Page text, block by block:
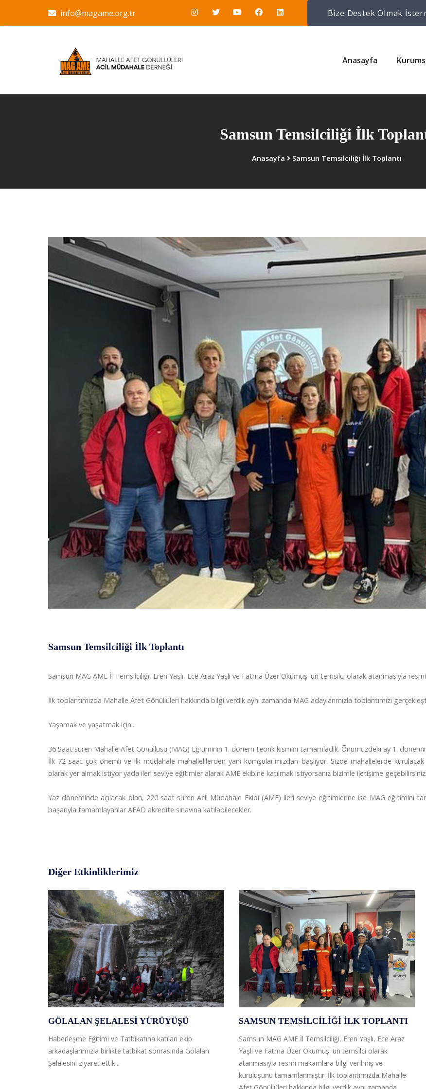
info@magame.org.tr Bize Destek Olmak
Anasayfa
Samsun Temsilciliği İlk
Anasayfa Samsun Temsilciliği İlk Toplantı
Samsun Temsilciliği İlk Toplantı
Samsun MAG AME İl Temsilciliği, Eren Yaşlı, Ece Araz Yaşlı ve Fatma Üzer Okumuş' un temsilci olarak atanmasıyla
İlk toplantımızda Mahalle Afet Gönüllüleri hakkında bilgi verdik aynı zamanda MAG adaylarımızla toplantımızı
Yaşamak ve yaşatmak için...
36 Saat süren Mahalle Afet Gönüllüsü (MAG) Eğitiminin 1. dönem teorik kısmını tamamladık. Önümüzdeki ay 1.
İlk 72 saat çok önemli ve ilk müdahale mahallelilerden yani komşularımızdan başlıyor. Sizde mahallelerde
olarak yer almak istiyor yada ileri seviye eğitimler alarak AME ekibine katılmak istiyorsanız bizimle iletişime
Yaz döneminde açılacak olan, 220 saat süren Acil Müdahale Ekibi (AME) ileri seviye eğitimlerine ise MAG eğitimini
başarıyla tamamlayanlar AFAD akredite sınavına katılabilecekler.
Diğer Etkinliklerimiz
GÖLALAN ŞELALESI YÜRÜYÜŞÜ
Haberleşme Eğitimi ve Tatbikatına katılan ekip
arkadaşlarımızla birlikte tatbikat sonrasında Gölalan
Şelalesini ziyaret ettik...
SAMSUN TEMSILCILIĞI İLK TOPLANTI
Samsun MAG AME İl Temsilciliği, Eren Yaşlı, Ece Araz
Yaşlı ve Fatma Üzer Okumuş' un temsilci olarak
atanmasıyla resmi makamlara bilgi verilmiş ve
kuruluşunu tamamlanmıştır. İlk toplantımızda Mahalle